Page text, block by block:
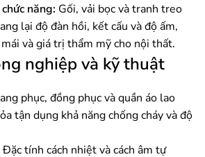
năng: Gối, vải bọc và tranh treo
lại độ đàn hồi, kết cấu và độ ấm,
và giá trị thẩm mỹ cho nội thất.
nghiệp và kỹ thuật
phục, đồng phục và quần áo lao
tận dụng khả năng chống cháy và độ
Đặc tính cách nhiệt và cách âm tự